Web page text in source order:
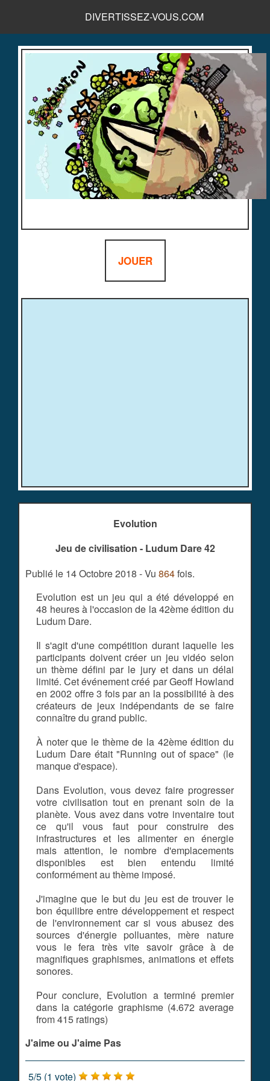
DIVERTISSEZ-VOUS.COM
JOUER
Evolution
Jeu de civilisation - Ludum Dare 42
Publié le 14 Octobre 2018 - Vu 864fois.
Evolution est un jeu qui a été développé en
48 heures à l'occasion de la 42ème édition du
Ludum Dare.
Il s'agit d'une compétition durant laquelle les
participants doivent créer un jeu vidéo selon
un thème défini par le jury et dans un délai
limité. Cet événement créé par Geoff Howland
en 2002 offre 3 fois par an la possibilité à des
créateurs de jeux indépendants de se faire
connaître du grand public.
À noter que le thème de la 42ème édition du
Ludum Dare était "Running out of space" (le
manque d'espace).
Dans Evolution, vous devez faire progresser
votre civilisation tout en prenant soin de la
planète. Vous avez dans votre inventaire tout
ce qu'il vous faut pour construire des
infrastructures et les alimenter en énergie
mais attention, le nombre d'emplacements
disponibles est bien entendu limité
conformément au thème imposé.
J'imagine que le but du jeu est de trouver le
bon équilibre entre développement et respect
de l'environnement car si vous abusez des
sources d'énergie polluantes, mère nature
vous le fera très vite savoir grâce à de
magnifiques graphismes, animations et effets
sonores.
Pour conclure, Evolution a terminé premier
dans la catégorie graphisme (4.672 average
from 415 ratings)
J'aime ou J'aime Pas
5/5 (1 vote)